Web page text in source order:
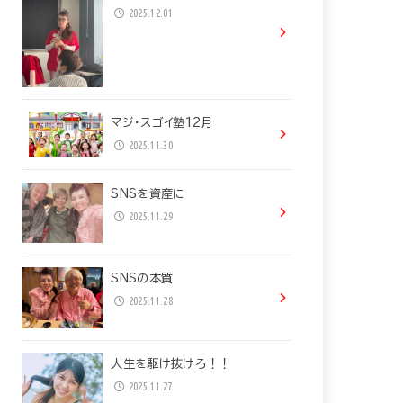
2025.12.01
マジ・スゴイ塾12月
2025.11.30
SNSを資産に
2025.11.29
SNSの本質
2025.11.28
人生を駆け抜けろ！！
2025.11.27